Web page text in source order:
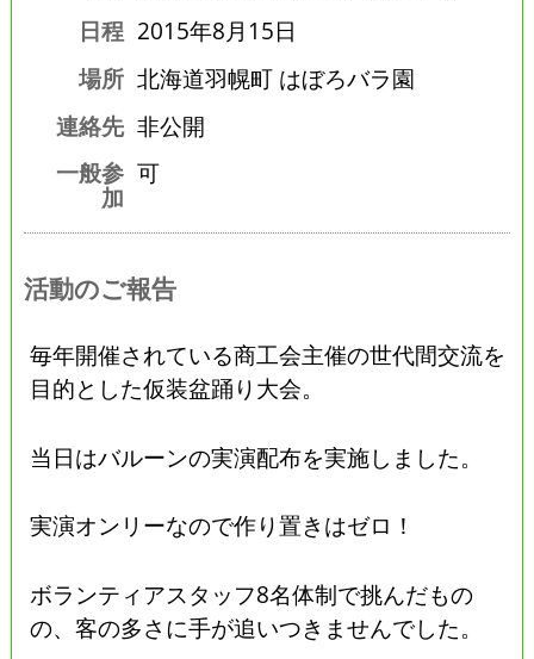
日程 2015年8月15日
場所 北海道羽幌町 はぼろバラ園
連絡先 非公開
一般参
加
可
活動のご報告
毎年開催されている商工会主催の世代間交流を
目的とした仮装盆踊り大会。
当日はバルーンの実演配布を実施しました。
実演オンリーなので作り置きはゼロ！
ボランティアスタッフ8名体制で挑んだもの
の、客の多さに手が追いつきませんでした。